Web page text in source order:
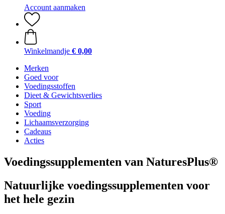
Account aanmaken
Winkelmandje € 0,00
Merken
Goed voor
Voedingsstoffen
Dieet & Gewichtsverlies
Sport
Voeding
Lichaamsverzorging
Cadeaus
Acties
Voedingssupplementen van NaturesPlus®
Natuurlijke voedingssupplementen voor
het hele gezin